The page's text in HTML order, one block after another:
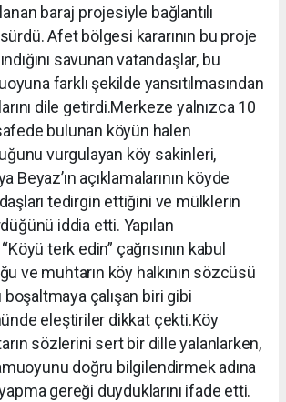
baraj projesiyle bağlantılı
Afet bölgesi kararının bu proje
savunan vatandaşlar, bu
farklı şekilde yansıtılmasından
dile getirdi.Merkeze yalnızca 10
bulunan köyün halen
vurgulayan köy sakinleri,
Beyaz’ın açıklamalarının köyde
tedirgin ettiğini ve mülklerin
iddia etti. Yapılan
terk edin” çağrısının kabul
ve muhtarın köy halkının sözcüsü
çalışan biri gibi
eleştiriler dikkat çekti.Köy
sözlerini sert bir dille yalanlarken,
doğru bilgilendirmek adına
gereği duyduklarını ifade etti.